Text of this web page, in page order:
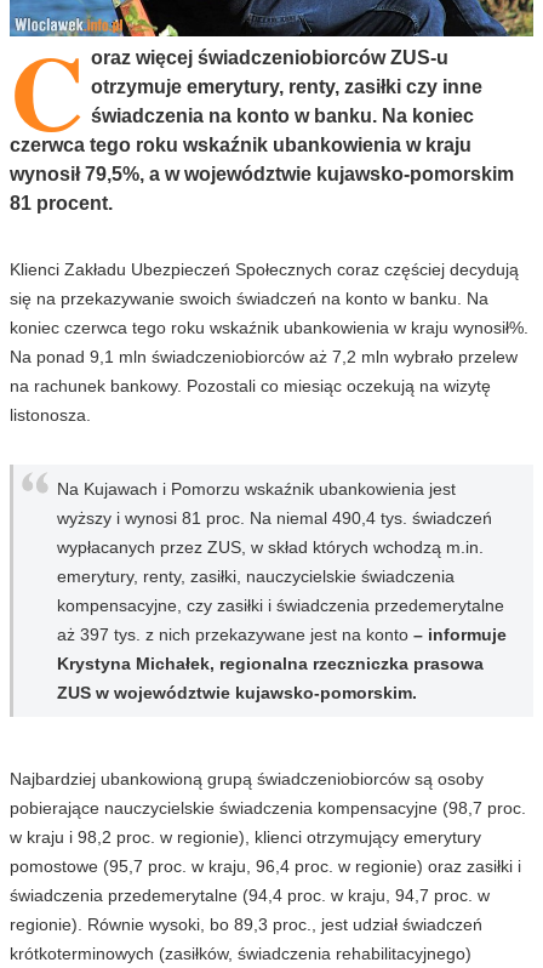
C oraz więcej świadczeniobiorców ZUS-u
otrzymuje emerytury, renty, zasiłki czy inne
świadczenia na konto w banku. Na koniec
czerwca tego roku wskaźnik ubankowienia w kraju
wynosił 79,5%, a w województwie kujawsko-pomorskim
81 procent.
Klienci Zakładu Ubezpieczeń Społecznych coraz częściej decydują
się na przekazywanie swoich świadczeń na konto w banku. Na
koniec czerwca tego roku wskaźnik ubankowienia w kraju wynosił%.
Na ponad 9,1 mln świadczeniobiorców aż 7,2 mln wybrało przelew
na rachunek bankowy. Pozostali co miesiąc oczekują na wizytę
listonosza.
Na Kujawach i Pomorzu wskaźnik ubankowienia jest
wyższy i wynosi 81 proc. Na niemal 490,4 tys. świadczeń
wypłacanych przez ZUS, w skład których wchodzą m.in.
emerytury, renty, zasiłki, nauczycielskie świadczenia
kompensacyjne, czy zasiłki i świadczenia przedemerytalne
aż 397 tys. z nich przekazywane jest na konto – informuje
Krystyna Michałek, regionalna rzeczniczka prasowa
ZUS w województwie kujawsko-pomorskim.
Najbardziej ubankowioną grupą świadczeniobiorców są osoby
pobierające nauczycielskie świadczenia kompensacyjne (98,7 proc.
w kraju i 98,2 proc. w regionie), klienci otrzymujący emerytury
pomostowe (95,7 proc. w kraju, 96,4 proc. w regionie) oraz zasiłki i
świadczenia przedemerytalne (94,4 proc. w kraju, 94,7 proc. w
regionie). Równie wysoki, bo 89,3 proc., jest udział świadczeń
krótkoterminowych (zasiłków, świadczenia rehabilitacyjnego)